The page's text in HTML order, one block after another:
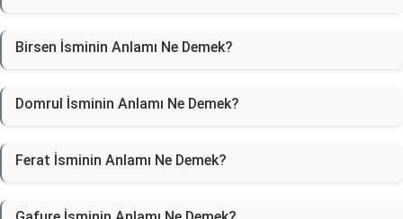
Birsen İsminin Anlamı Ne Demek?
Domrul İsminin Anlamı Ne Demek?
Ferat İsminin Anlamı Ne Demek?